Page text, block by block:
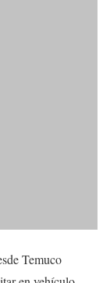
Temuco